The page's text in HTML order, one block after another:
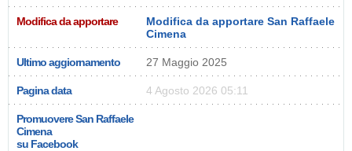
Modifica da apportare
Modifica da apportare San Raffaele
Cimena
Ultimo aggiornamento 27 Maggio 2025
Pagina data 4 Agosto 2026 05:11
Promuovere San Raffaele
Cimena
su Facebook